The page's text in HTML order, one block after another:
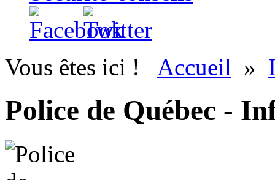
Vous êtes ici ! Accueil »
Police de Québec -